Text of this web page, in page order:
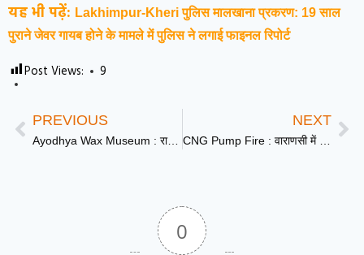
यह भी पढ़ें: Lakhimpur-Kheri पुलिस मालखाना प्रकरण: 19 साल
पुराने जेवर गायब होने के मामले में पुलिस ने लगाई फाइनल रिपोर्ट
Post Views: 9
PREVIOUS
Ayodhya Wax Museum : रामनगरी में वैक्स म्यूजियम का उद्घाटन, सीएम योगी ने विरोधियों पर साधा निशाना
NEXT
CNG Pump Fire : वाराणसी में CNG पंप में भीषण आग लगी: गैस भरवाते समय भड़की चिंगारी
0